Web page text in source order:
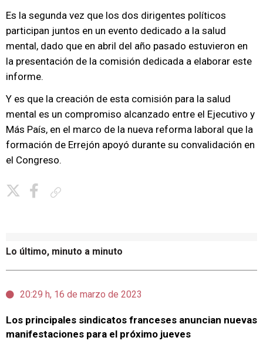
Es la segunda vez que los dos dirigentes políticos
participan juntos en un evento dedicado a la salud
mental, dado que en abril del año pasado estuvieron en
la presentación de la comisión dedicada a elaborar este
informe.
Y es que la creación de esta comisión para la salud
mental es un compromiso alcanzado entre el Ejecutivo y
Más País, en el marco de la nueva reforma laboral que la
formación de Errejón apoyó durante su convalidación en
el Congreso.
Lo último, minuto a minuto
20:29 h, 16 de marzo de 2023
Los principales sindicatos franceses anuncian nuevas
manifestaciones para el próximo jueves